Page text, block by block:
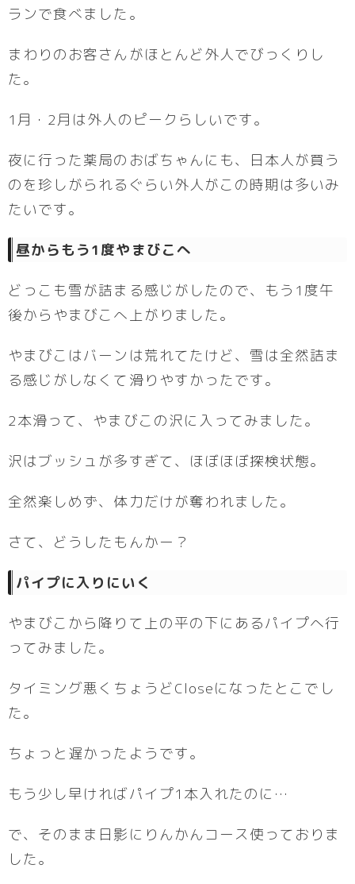
ランで食べました。
まわりのお客さんがほとんど外人でびっくりし
た。
1月・2月は外人のピークらしいです。
夜に行った薬局のおばちゃんにも、日本人が買う
のを珍しがられるぐらい外人がこの時期は多いみ
たいです。
昼からもう1度やまびこへ
どっこも雪が詰まる感じがしたので、もう1度午
後からやまびこへ上がりました。
やまびこはバーンは荒れてたけど、雪は全然詰ま
る感じがしなくて滑りやすかったです。
2本滑って、やまびこの沢に入ってみました。
沢はブッシュが多すぎて、ほぼほぼ探検状態。
全然楽しめず、体力だけが奪われました。
さて、どうしたもんかー？
パイプに入りにいく
やまびこから降りて上の平の下にあるパイプへ行
ってみました。
タイミング悪くちょうどCloseになったとこでし
た。
ちょっと遅かったようです。
もう少し早ければパイプ1本入れたのに…
で、そのまま日影にりんかんコース使っておりま
した。